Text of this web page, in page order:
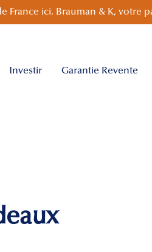
France ici. Brauman & K, votre
Investir Garantie Revente